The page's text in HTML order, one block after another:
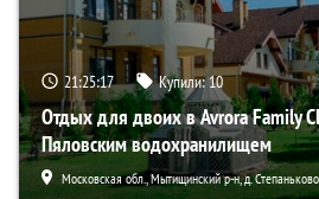
21:25:16 Купили:10
Отдых для двоих в Avrora Family
Пяловским водохранилищем
Московская обл., Мытищинский р-н, д.